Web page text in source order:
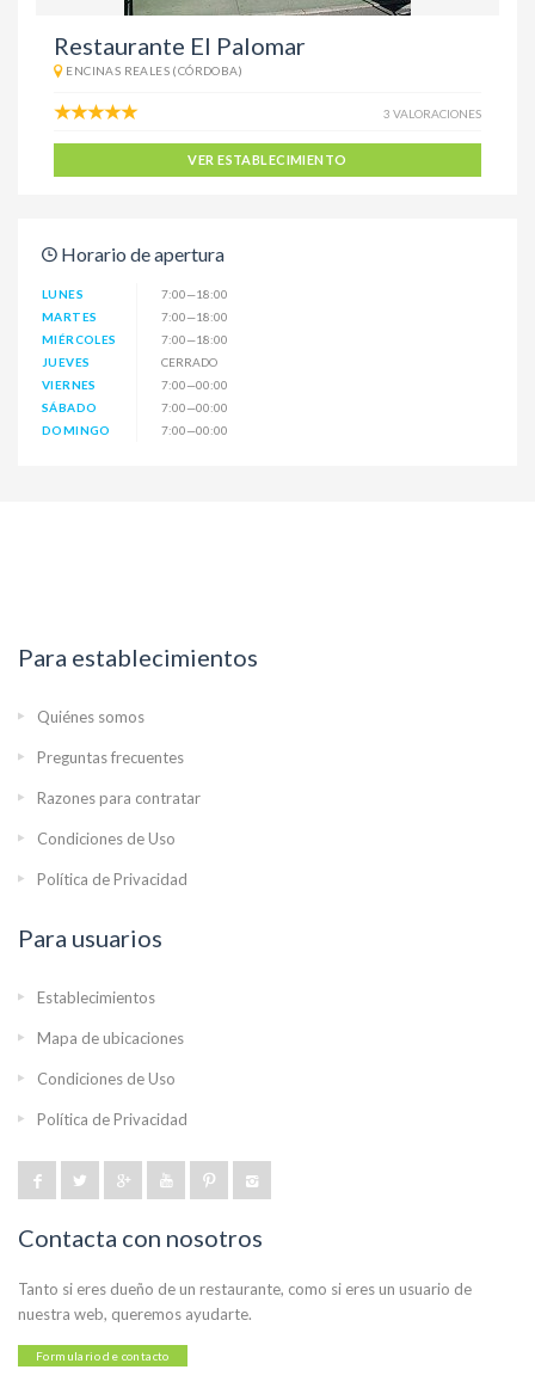
Restaurante El Palomar
ENCINAS REALES (CÓRDOBA)
3 VALORACIONES
VER ESTABLECIMIENTO
Horario de apertura
LUNES
7:00—18:00
MARTES
7:00—18:00
MIÉRCOLES
7:00—18:00
JUEVES
CERRADO
VIERNES
7:00—00:00
SÁBADO
7:00—00:00
DOMINGO
7:00—00:00
Para establecimientos
Quiénes somos
Preguntas frecuentes
Razones para contratar
Condiciones de Uso
Política de Privacidad
Para usuarios
Establecimientos
Mapa de ubicaciones
Condiciones de Uso
Política de Privacidad
Contacta con nosotros
Tanto si eres dueño de un restaurante, como si eres un usuario de
nuestra web, queremos ayudarte.
Formulario de contacto